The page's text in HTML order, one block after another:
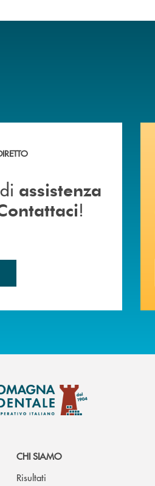
immediata? Contattaci !
assistenza
!
CHI SIAMO
Risultati